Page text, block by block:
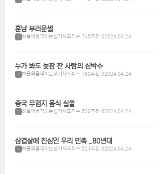
훈남 부러운썰
1 하울의움직이는성기사조회수 745추천 02024.04.24
누가 봐도 늦잠 잔 사람의 심박수
1 하울의움직이는성기사조회수 780추천 02024.04.24
중국 무협지 음식 실물
1 하울의움직이는성기사조회수 530추천 02024.04.24
삼겹살에 진심인 우리 민족 _80년대
1 하울의움직이는성기사조회수 521 추천 02024.04.24